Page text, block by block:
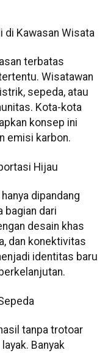
di Kawasan Wisata
terbatas
Wisatawan
sepeda, atau
Kota-kota
konsep ini
emisi karbon.
Hijau
dipandang
bagian dari
desain khas
dan konektivitas
identitas baru
tanpa trotoar
Banyak